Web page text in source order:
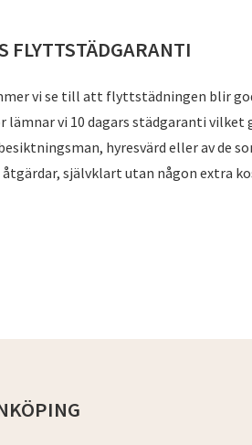
FLYTTSTÄDGARANTI
vi se till att flyttstädningen blir
lämnar vi 10 dagars städgaranti
hyresvärd eller av de
självklart utan någon extra